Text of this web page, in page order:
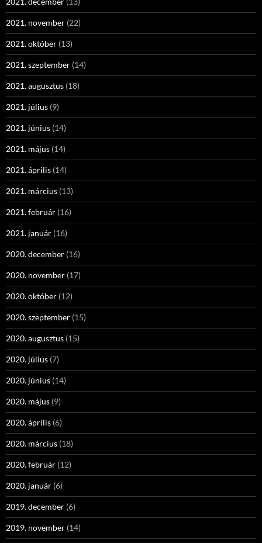
2021. november (22)
2021. október (13)
2021. szeptember (14)
2021. augusztus (18)
2021. július (9)
2021. június (14)
2021. május (14)
2021. április (14)
2021. március (13)
2021. február (16)
2021. január (16)
2020. december (16)
2020. november (17)
2020. október (12)
2020. szeptember (15)
2020. augusztus (15)
2020. július (7)
2020. június (14)
2020. május (9)
2020. április (6)
2020. március (18)
2020. február (12)
2020. január (6)
2019. december (6)
2019. november (14)